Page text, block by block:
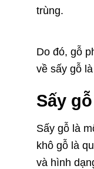
trùng.
Do đó, gỗ
về sấy gỗ
Sấy
Sấy gỗ là
khô gỗ là
và hình